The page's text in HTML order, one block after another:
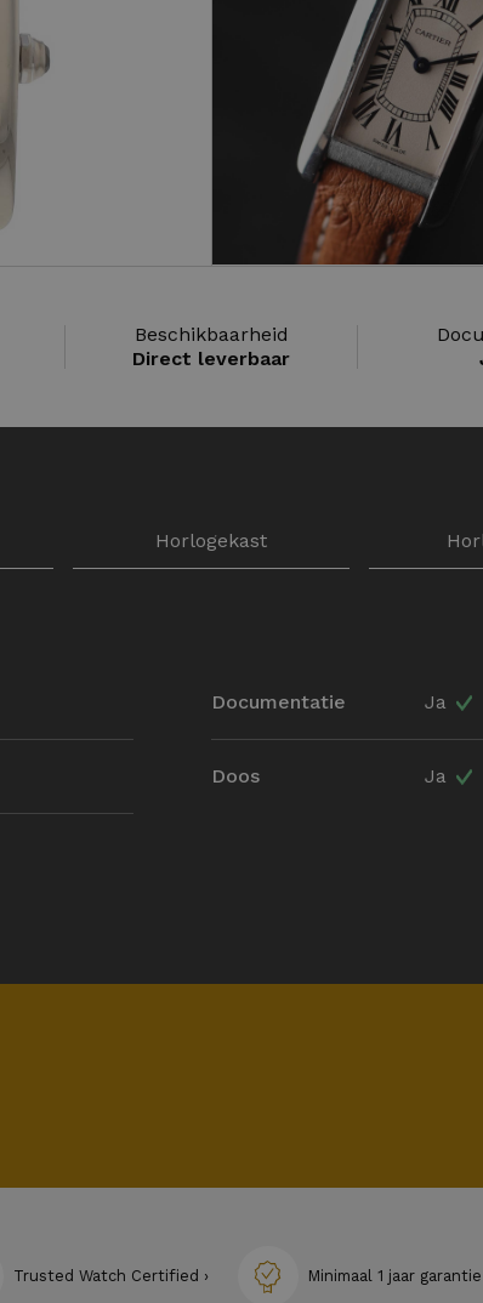
Beschikbaarheid
Direct leverbaar
Horlogekast
Documentatie Ja
Doos Ja
Trusted Watch Certified › Minimaal 1 jaar garantie